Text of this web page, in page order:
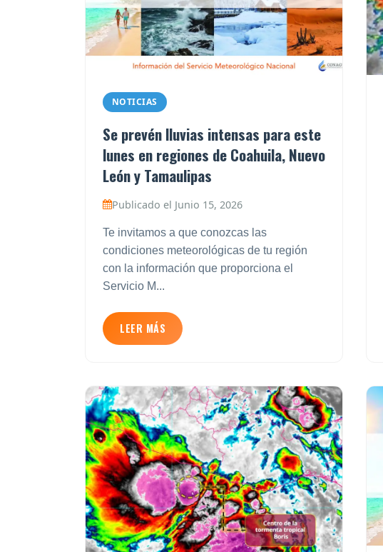
NOTICIAS
Se prevén lluvias intensas para este
lunes en regiones de Coahuila, Nuevo
León y Tamaulipas
Publicado el Junio 15, 2026
Te invitamos a que conozcas las
condiciones meteorológicas de tu región
con la información que proporciona el
Servicio M...
LEER MÁS